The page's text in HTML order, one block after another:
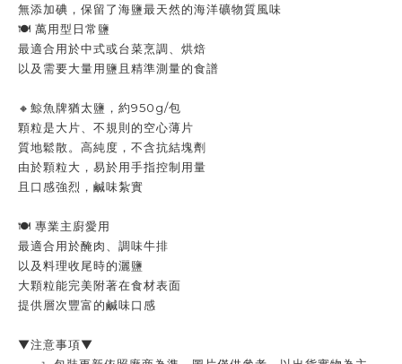
無添加碘，保留了海鹽最天然的海洋礦物質風味
🍽️ 萬用型日常鹽
最適合用於中式或台菜烹調、烘焙
以及需要大量用鹽且精準測量的食譜
🔸鯨魚牌猶太鹽，約950g/包
顆粒是大片、不規則的空心薄片
質地鬆散。高純度，不含抗結塊劑
由於顆粒大，易於用手指控制用量
且口感強烈，鹹味紮實
🍽️ 專業主廚愛用
最適合用於醃肉、調味牛排
以及料理收尾時的灑鹽
大顆粒能完美附著在食材表面
提供層次豐富的鹹味口感
▼注意事項▼